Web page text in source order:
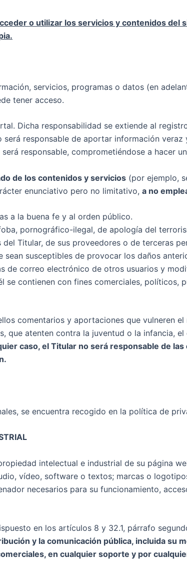
o utilizar los servicios y contenidos del
servicios, programas o datos (en
tener acceso.
Dicha responsabilidad se extiende al
responsable de aportar información
responsable, comprometiéndose a hacer
de los contenidos y servicios (por ejemplo,
enunciativo pero no limitativo, a no
a la buena fe y al orden público.
pornográfico-ilegal, de apología del
Titular, de sus proveedores o de terceras
susceptibles de provocar los daños
de correo electrónico de otros usuarios y
se contienen con fines comerciales,
comentarios y aportaciones que vulneren
que atenten contra la juventud o la infancia,
caso, el Titular no será responsable de
se encuentra recogido en la política de
intelectual e industrial de su página
vídeo, software o textos; marcas o
necesarios para su funcionamiento,
en los artículos 8 y 32.1, párrafo
y la comunicación pública, incluida su
en cualquier soporte y por